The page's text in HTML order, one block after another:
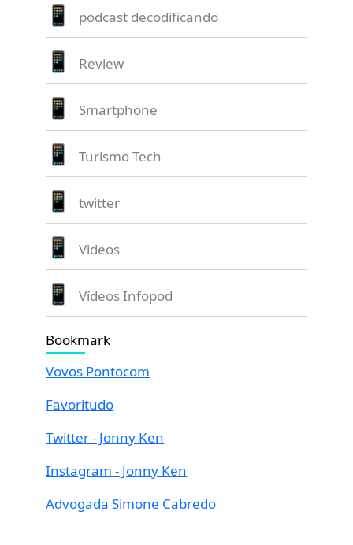
podcast decodificando
Review
Smartphone
Turismo Tech
twitter
Videos
Vídeos Infopod
Bookmark
Vovos Pontocom
Favoritudo
Twitter - Jonny Ken
Instagram - Jonny Ken
Advogada Simone Cabredo